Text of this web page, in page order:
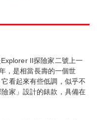
II探險家二號上一
，是相當長壽的一個世
看起來有些低調，似乎不
家」設計的錶款，具備在